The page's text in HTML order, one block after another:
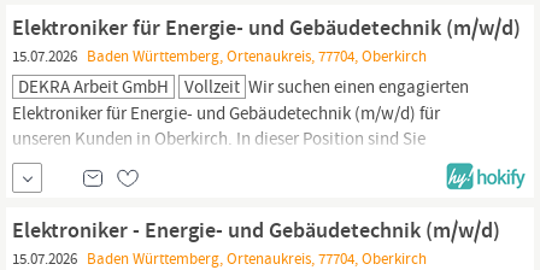
Ökostromerzeugung in einem breit...
Elektroniker für Energie- und Gebäudetechnik (m/w/d)
15.07.2026 Baden Württemberg, Ortenaukreis, 77704, Oberkirch
DEKRA Arbeit GmbH Vollzeit Wir suchen einen engagierten
Elektroniker für Energie- und Gebäudetechnik (m/w/d) für
unseren Kunden in Oberkirch. In dieser Position sind Sie
verantwortlich für die Planung, Installation und Wartung von
elektrischen Anlagen in Wohn- und Geschäftsgebäuden. Wenn Sie
eine Leidenschaft für Elektrotechnik haben und gerne im Team
arbeiten, freuen wir uns auf Ihre Bewerbung....
Elektroniker - Energie- und Gebäudetechnik (m/w/d)
15.07.2026 Baden Württemberg, Ortenaukreis, 77704, Oberkirch